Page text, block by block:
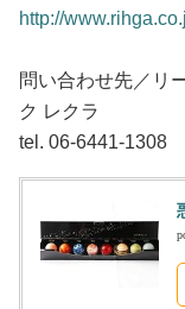
http://
問い合わせ先／リ
ク レクラ
tel. 06-6441-1308